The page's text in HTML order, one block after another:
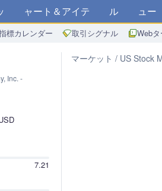
チャート＆アイデア アルゴ ニュース
標カレンダー 取引シグナル Web
Inc. -
7.21
マーケット US Stock